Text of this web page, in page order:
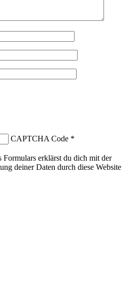
CAPTCHA Code *
Formulars erklärst du dich mit der
deiner Daten durch diese Website